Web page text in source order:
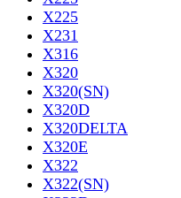
X225
X231
X316
X320
X320(SN)
X320D
X320DELTA
X320E
X322
X322(SN)